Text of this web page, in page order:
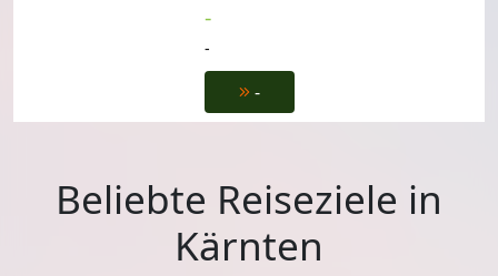
-
-
-
Beliebte Reiseziele in
Kärnten